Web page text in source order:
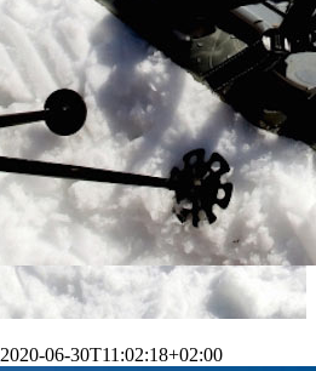
2020-06-30T11:02:18+02:00